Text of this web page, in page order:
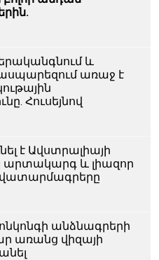
և
առաջ է
Հուսեյնով
է Ավստրալիայի
արտակարգ և լիազոր
անձնագրերի
առանց վիզայի